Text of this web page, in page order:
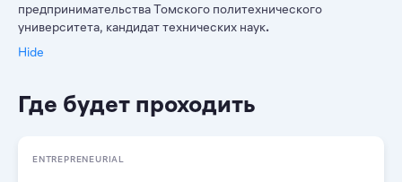
предпринимательства Томского политехнического
университета, кандидат технических наук.
Hide
Где будет проходить
ENTREPRENEURIAL